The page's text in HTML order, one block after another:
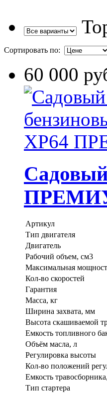
Сортировать по:
60 000
Артикул
Тип двигателя
Двигатель
Рабочий объем, см3
Максимальная
Кол-во скоростей
Гарантия
Масса, кг
Ширина захвата, мм
Высота скашиваемой
Емкость топливного
Объём масла, л
Регулировка высоты
Кол-во положений
Емкость
Тип стартера